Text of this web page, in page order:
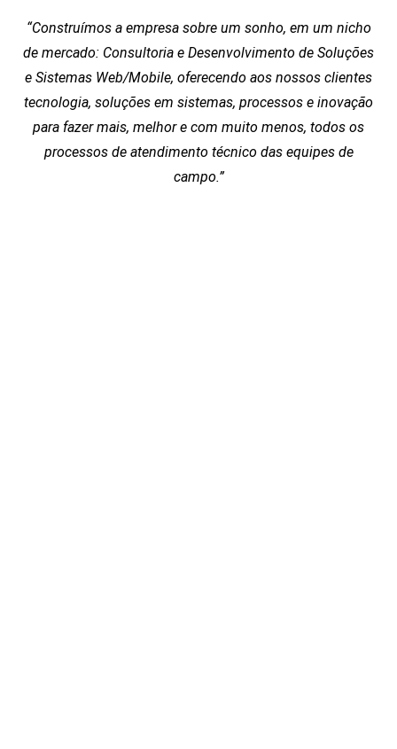
“Construímos a empresa sobre um sonho, em um nicho
de mercado: Consultoria e Desenvolvimento de Soluções
e Sistemas Web/Mobile, oferecendo aos nossos clientes
tecnologia, soluções em sistemas, processos e inovação
para fazer mais, melhor e com muito menos, todos os
processos de atendimento técnico das equipes de
campo.”